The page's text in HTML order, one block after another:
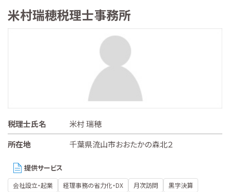
米村瑞穂税理士事務所
税理士氏名
米村 瑞穂
所在地
千葉県流山市おおたかの森北２
提供サービス
会社設立・起業 経理事務の省力化・DX 月次訪問
黒字決算